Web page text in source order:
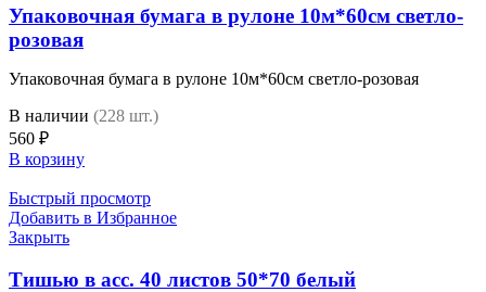
Упаковочная бумага в рулоне 10м*60см светло-
розовая
Упаковочная бумага в рулоне 10м*60см светло-розовая
В наличии (228 шт.)
560 ₽
В корзину
Быстрый просмотр
Добавить в Избранное
Закрыть
Тишью в асс. 40 листов 50*70 белый